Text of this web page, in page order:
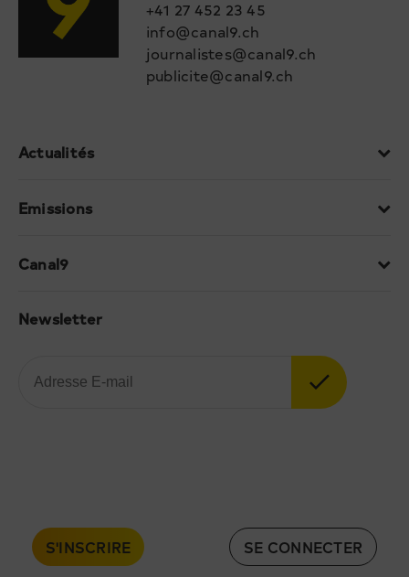
+41 27 452 23 45
info@canal9.ch
journalistes@canal9.ch
publicite@canal9.ch
Actualités
Emissions
Canal9
Newsletter
S'INSCRIRE SE CONNECTER